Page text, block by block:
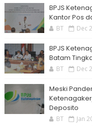
BPJS
Kantor Pos
BT Dec
BPJS
Batam
BT Dec
Meski
Deposito
BT Jan